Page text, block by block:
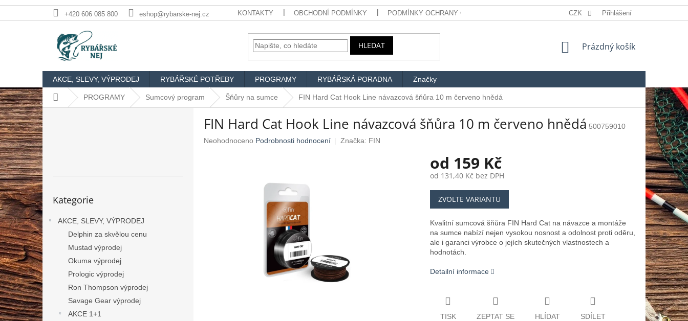
+420 606 085 800 eshop@rybarske-nej.cz KONTAKTY OBCHODNÍ PODMÍNKY PODMÍNKY OCHRANY OSOBNÍCH ÚDAJŮ REKLAMACE SLOVNÍK POJMŮ
CZK Přihlášení
HLEDAT
NÁKUPNÍ
Prázdný košík
AKCE, SLEVY, VÝPRODEJ RYBÁŘSKÉ POTŘEBY PROGRAMY RYBÁŘSKÁ PORADNA Značky
Domů PROGRAMY Sumcový program Šňůry na sumce FIN Hard Cat Hook Line návazcová šňůra 10 m červeno hnědá
P
o
s
t
r
a
n
n
í
p
a
n
e
l
kategorie
Kategorie
AKCE, SLEVY, VÝPRODEJ
Delphin za skvělou cenu
Mustad výprodej
Okuma výprodej
Prologic výprodej
Ron Thompson výprodej
Savage Gear výprodej
AKCE 1+1
FIN Hard Cat Hook Line návazcová šňůra 10 m červeno hnědá 500759010
Průměrné
Neohodnoceno Podrobnosti hodnocení Značka: FIN
od 159 Kč
od 131,40 Kč bez DPH
Měrná
cena:
ZVOLTE VARIANTU
Kvalitní sumcová šňůra FIN Hard Cat na návazce a montáže
na sumce nabízí nejen vysokou nosnost a odolnost proti oděru,
ale i garanci výrobce o jejích skutečných vlastnostech a
hodnotách.
Detailní informace
TISK ZEPTAT SE HLÍDAT SDÍLET